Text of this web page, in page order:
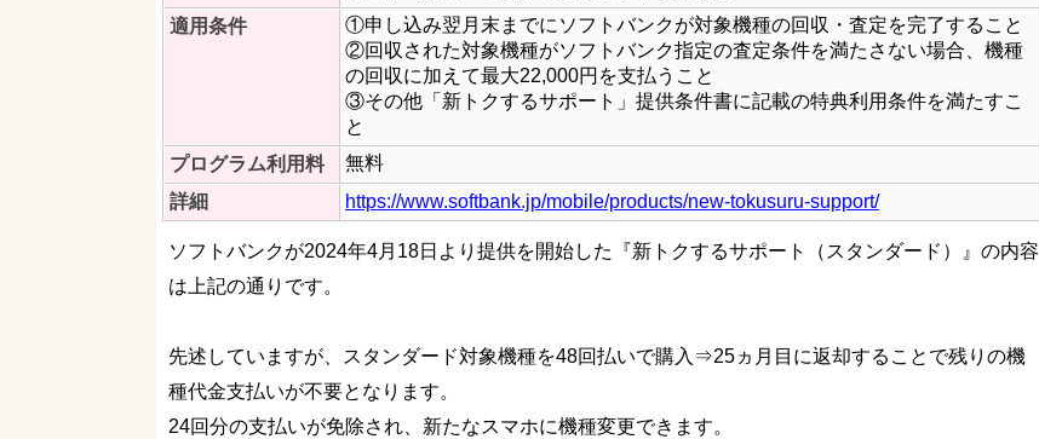
適用条件
①申し込み翌月末までにソフトバンクが対象機種の回収・査定を完了すること
②回収された対象機種がソフトバンク指定の査定条件を満たさない場合、機種
の回収に加えて最大22,000円を支払うこと
③その他「新トクするサポート」提供条件書に記載の特典利用条件を満たすこ
と
プログラム利用料
無料
詳細
https://www.softbank.jp/mobile/products/new-tokusuru-support/
ソフトバンクが2024年4月18日より提供を開始した『新トクするサポート（スタンダード）』の内容
は上記の通りです。
先述していますが、スタンダード対象機種を48回払いで購入⇒25ヵ月目に返却することで残りの機
種代金支払いが不要となります。
24回分の支払いが免除され、新たなスマホに機種変更できます。